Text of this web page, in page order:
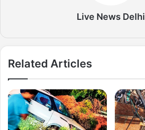
Live News Delhi
Related Articles